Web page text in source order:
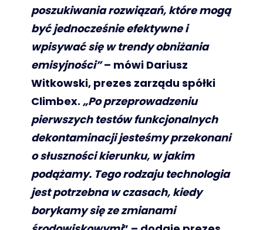
poszukiwania rozwiązań, które mogą
być jednocześnie efektywne i
wpisywać się w trendy obniżania
emisyjności”– mówi Dariusz
Witkowski, prezes zarządu spółki
Climbex.„Po przeprowadzeniu
pierwszych testów funkcjonalnych
dekontaminacji jesteśmy przekonani
o słuszności kierunku, w jakim
podążamy. Tego rodzaju technologia
jest potrzebna w czasach, kiedy
borykamy się ze zmianami